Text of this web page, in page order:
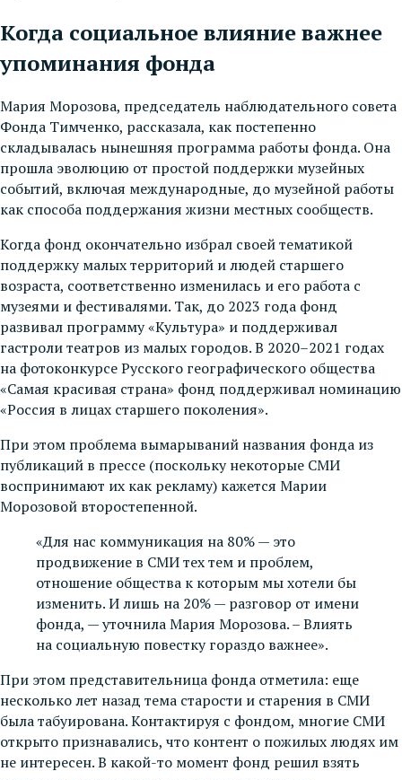
Когда социальное влияние важнее
упоминания фонда
Мария Морозова, председатель наблюдательного совета
Фонда Тимченко, рассказала, как постепенно
складывалась нынешняя программа работы фонда. Она
прошла эволюцию от простой поддержки музейных
событий, включая международные, до музейной работы
как способа поддержания жизни местных сообществ.
Когда фонд окончательно избрал своей тематикой
поддержку малых территорий и людей старшего
возраста, соответственно изменилась и его работа с
музеями и фестивалями. Так, до 2023 года фонд
развивал программу «Культура» и поддерживал
гастроли театров из малых городов. В 2020–2021 годах
на фотоконкурсе Русского географического общества
«Самая красивая страна» фонд поддерживал номинацию
«Россия в лицах старшего поколения».
При этом проблема вымарываний названия фонда из
публикаций в прессе (поскольку некоторые СМИ
воспринимают их как рекламу) кажется Марии
Морозовой второстепенной.
«Для нас коммуникация на 80% — это
продвижение в СМИ тех тем и проблем,
отношение общества к которым мы хотели бы
изменить. И лишь на 20% — разговор от имени
фонда, — уточнила Мария Морозова. – Влиять
на социальную повестку гораздо важнее».
При этом представительница фонда отметила: еще
несколько лет назад тема старости и старения в СМИ
была табуирована. Контактируя с фондом, многие СМИ
открыто признавались, что контент о пожилых людях им
не интересен. В какой-то момент фонд решил взять